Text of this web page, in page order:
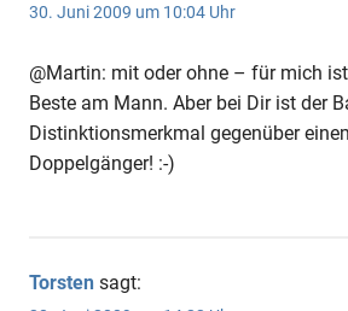
30. Juni 2009 um 10:04 Uhr
@Martin: mit oder ohne – für mich
Beste am Mann. Aber bei Dir ist der
Distinktionsmerkmal gegenüber
Doppelgänger! :-)
Torsten sagt: